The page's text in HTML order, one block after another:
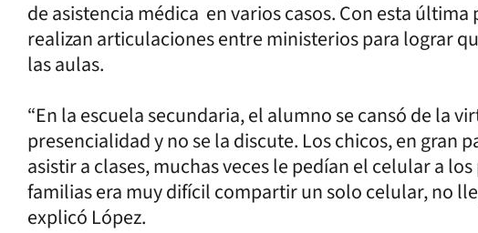
de asistencia médica en varios casos. Con esta
realizan articulaciones entre ministerios para lograr
las aulas.
“En la escuela secundaria, el alumno se cansó de la
presencialidad y no se la discute. Los chicos, en gran
asistir a clases, muchas veces le pedían el celular a
familias era muy difícil compartir un solo celular, no
explicó López.